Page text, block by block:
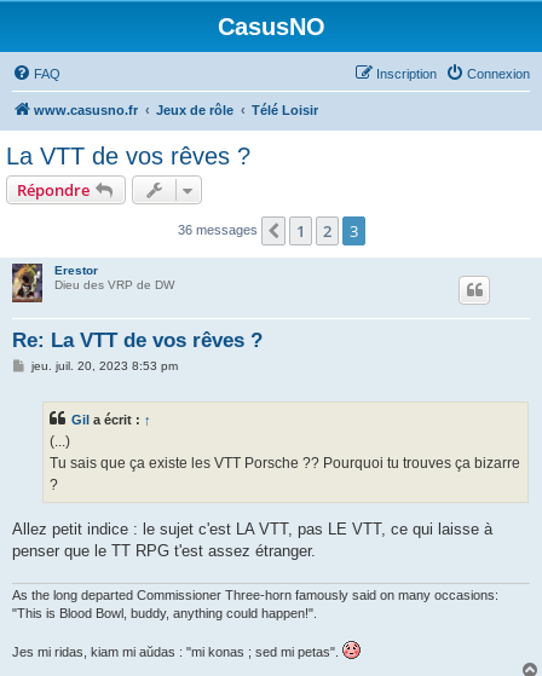
CasusNO
FAQ Connexion
Inscription
www.casusno.fr Jeux de rôle Télé Loisir
La VTT de vos rêves ?
Répondre
36 messages Précédent
1 2 3
Erestor
Dieu des VRP de DW
Re: La VTT de vos rêves ?
Mjeu. juil. 20, 2023 8:53 pm
Gil a écrit : ↑
(...)
Tu sais que ça existe les VTT Porsche ?? Pourquoi tu trouves ça bizarre
?
Allez petit indice : le sujet c'est LA VTT, pas LE VTT, ce qui laisse à
penser que le TT RPG t'est assez étranger.
As the long departed Commissioner Three-horn famously said on many occasions:
"This is Blood Bowl, buddy, anything could happen!".
Jes mi ridas, kiam mi aŭdas : "mi konas ; sed mi petas".